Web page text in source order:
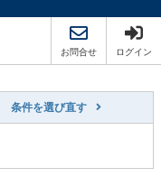
お問合せ ログイン
条件を選び直す